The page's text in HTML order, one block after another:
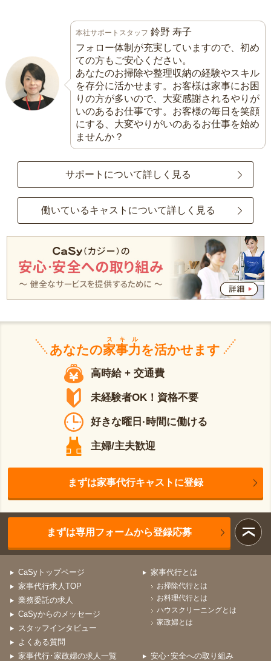
本社サポートスタッフ 鈴野 寿子
フォロー体制が充実していますので、初め
ての方もご安心ください。
あなたのお掃除や整理収納の経験やスキル
を存分に活かせます。お客様は家事にお困
りの方が多いので、大変感謝されるやりが
いのあるお仕事です。お客様の毎日を笑顔
にする、大変やりがいのあるお仕事を始め
ませんか？
サポートについて詳しく見る
働いているキャストについて詳しく見る
あなたの家事力
スキル
を活かせます
高時給 + 交通費
未経験者OK！資格不要
好きな曜日·時間に働ける
主婦/主夫歓迎
まずは家事代行キャストに登録
まずは専用フォームから登録応募
CaSyトップページ
家事代行求人TOP
業務委託の求人
CaSyからのメッセージ
スタッフインタビュー
よくある質問
家事代行とは
お掃除代行とは
お料理代行とは
ハウスクリーニングとは
家政婦とは
家事代行･家政婦の求人一覧 安心･安全への取り組み